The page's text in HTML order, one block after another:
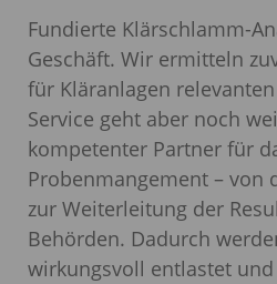
Fundierte Klärschlamm-
Geschäft. Wir ermitteln
für Kläranlagen
Service geht aber noch
kompetenter Partner für
Probenmangement – von
zur Weiterleitung der
Behörden. Dadurch
wirkungsvoll entlastet